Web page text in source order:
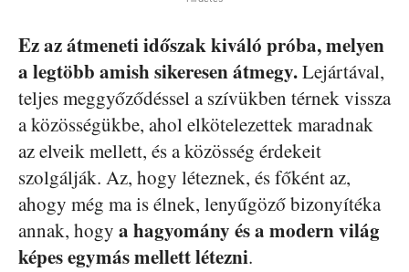
Ez az átmeneti időszak kiváló próba, melyen
a legtöbb amish sikeresen átmegy.Lejártával,
teljes meggyőződéssel a szívükben térnek vissza
a közösségükbe, ahol elkötelezettek maradnak
az elveik mellett, és a közösség érdekeit
szolgálják. Az, hogy léteznek, és főként az,
ahogy még ma is élnek, lenyűgöző bizonyítéka
annak, hogy a hagyomány és a modern világ
képes egymás mellett létezni.